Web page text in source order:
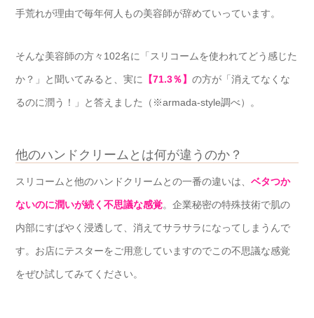
手荒れが理由で毎年何人もの美容師が辞めていっています。
そんな美容師の方々102名に「スリコームを使われてどう感じた
か？」と聞いてみると、実に 【71.3％】 の方が「消えてなくな
るのに潤う！」と答えました（※armada-style調べ）。
他のハンドクリームとは何が違うのか？
スリコームと他のハンドクリームとの一番の違いは、 ベタつか
ないのに潤いが続く不思議な感覚。企業秘密の特殊技術で肌の
内部にすばやく浸透して、消えてサラサラになってしまうんで
す。お店にテスターをご用意していますのでこの不思議な感覚
をぜひ試してみてください。